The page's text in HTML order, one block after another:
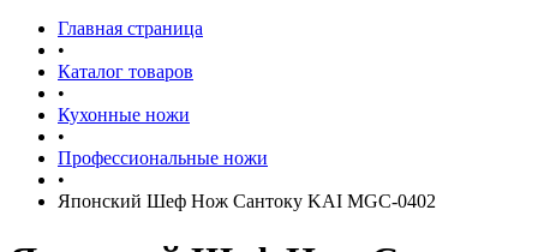
Главная страница
•
Каталог товаров
•
Кухонные ножи
•
Профессиональные ножи
•
Японский Шеф Нож Сантоку KAI MGC-0402